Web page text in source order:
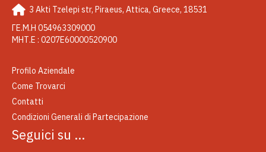
3 Akti Tzelepi str, Piraeus, Attica, Greece, 18531
ΓΕ.Μ.Η 054963309000
ΜΗΤ.Ε : 0207Ε60000520900
Profilo Aziendale
Come Trovarci
Contatti
Condizioni Generali di Partecipazione
Seguici su …